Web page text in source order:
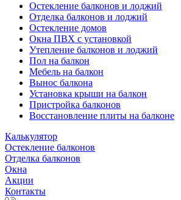
Остекление балконов и лоджий
Отделка балконов и лоджий
Остекление домов
Окна ПВХ с установкой
Утепление балконов и лоджий
Пол на балкон
Мебель на балкон
Вынос балкона
Установка крыши на балкон
Пристройка балконов
Восстановление плиты на балконе
Калькулятор
Остекление балконов
Отделка балконов
Окна
Акции
Контакты